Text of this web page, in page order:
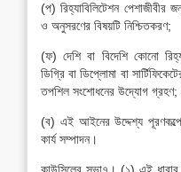
(প) রিহ্যাবিলিটেশন পেশাজীবীর
ও অনুসরণের বিষয়টি নিশ্চিতকরণ;
(ফ) দেশি বা বিদেশি কোনো
ডিগ্রি বা ডিপ্লোমা বা
তপশিল সংশোধনের উদ্যোগ গ্রহণ;
(ব) এই আইনের উদ্দেশ্য
কার্য সম্পাদন।